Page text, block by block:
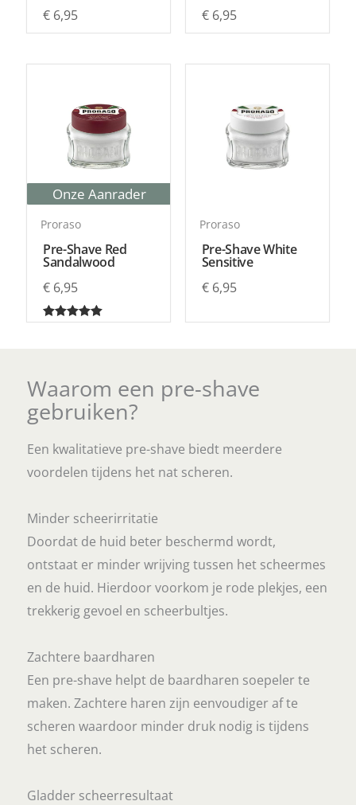
€ 6,95
€6,95
Onze Aanrader
Proraso
Pre-Shave Red
Sandalwood
€ 6,95
Proraso
Pre-Shave White
Sensitive
€6,95
Waarom een pre-shave
gebruiken?
Een kwalitatieve pre-shave biedt meerdere
voordelen tijdens het nat scheren.
Minder scheerirritatie
Doordat de huid beter beschermd wordt,
ontstaat er minder wrijving tussen het scheermes
en de huid. Hierdoor voorkom je rode plekjes, een
trekkerig gevoel en scheerbultjes.
Zachtere baardharen
Een pre-shave helpt de baardharen soepeler te
maken. Zachtere haren zijn eenvoudiger af te
scheren waardoor minder druk nodig is tijdens
het scheren.
Gladder scheerresultaat